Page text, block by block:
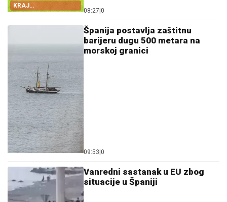
KRAJ
ODUGOVLAČENJU
08:27|0
Španija postavlja zaštitnu
barijeru dugu 500 metara na
morskoj granici
09:53|0
Vanredni sastanak u EU zbog
situacije u Španiji